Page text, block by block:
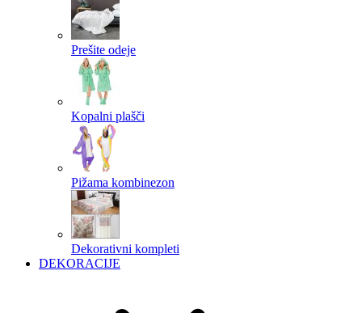
Prešite odeje
Kopalni plašči
Pižama kombinezon
Dekorativni kompleti
DEKORACIJE